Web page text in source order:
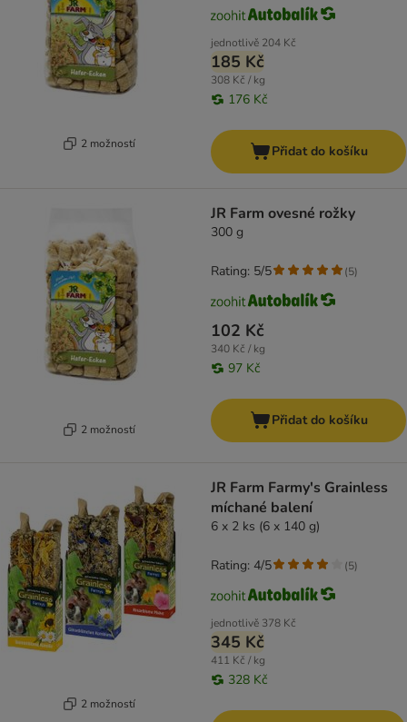
2 možností
jednotlivě 204 Kč
185 Kč
308 Kč / kg
176 Kč
Přidat do košíku
2 možností
JR Farm ovesné rožky
300 g
102 Kč
340 Kč / kg
97 Kč
Rating: 5/5 (5)
Přidat do košíku
2 možností
JR Farm Farmy's Grainless
míchané balení
6 x 2 ks (6 x 140 g)
jednotlivě 378 Kč
345 Kč
411 Kč / kg
328 Kč
Rating: 4/5 (5)